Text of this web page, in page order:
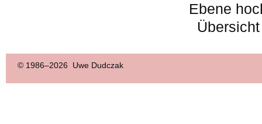
Ebene
Übersicht
© 1986–2026 Uwe Dudczak